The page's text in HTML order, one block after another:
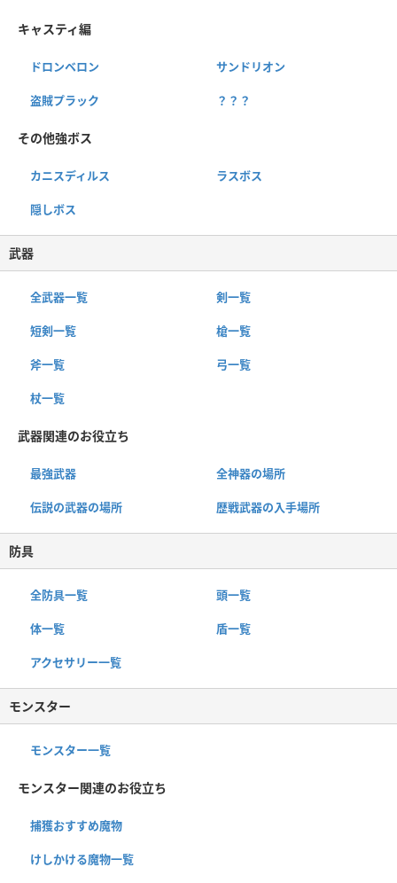
キャスティ編
ドロンベロン サンドリオン
盗賊プラック ？？？
その他強ボス
カニスディルス ラスボス
隠しボス
武器
全武器一覧 剣一覧
短剣一覧 槍一覧
斧一覧 弓一覧
杖一覧
武器関連のお役立ち
最強武器 全神器の場所
伝説の武器の場所 歴戦武器の入手場所
防具
全防具一覧 頭一覧
体一覧 盾一覧
アクセサリー一覧
モンスター
モンスター一覧
モンスター関連のお役立ち
捕獲おすすめ魔物
けしかける魔物一覧